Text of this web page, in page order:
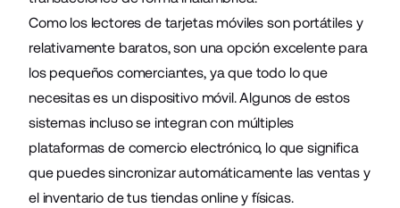
Como los lectores de tarjetas móviles son portátiles y
relativamente baratos, son una opción excelente para
los pequeños comerciantes, ya que todo lo que
necesitas es un dispositivo móvil. Algunos de estos
sistemas incluso se integran con múltiples
plataformas de comercio electrónico, lo que significa
que puedes sincronizar automáticamente las ventas y
el inventario de tus tiendas online y físicas.